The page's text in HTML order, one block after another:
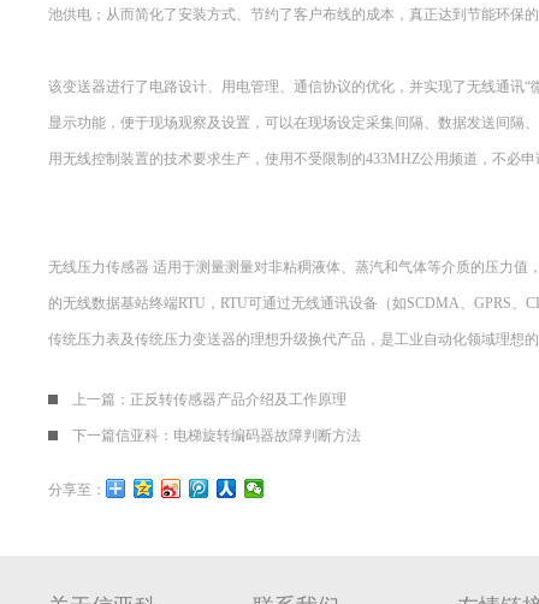
池供电；从而简化了安装方式、节约了客户布线的成本，真正达到节能环保
该变送器进行了电路设计、用电管理、通信协议的优化，并实现了无线通讯
显示功能，便于现场观察及设置，可以在现场设定采集间隔、数据发送间
用无线控制装置的技术要求生产，使用不受限制的433MHZ公用频道，不必
无线压力传感器 适用于测量测量对非粘稠液体、蒸汽和气体等介质的压力
的无线数据基站终端RTU，RTU可通过无线通讯设备（如SCDMA、GPRS
传统压力表及传统压力变送器的理想升级换代产品，是工业自动化领域理想
上一篇： 正反转传感器产品介绍及工作原理
下一篇信亚科：电梯旋转编码器故障判断方法
分享至：